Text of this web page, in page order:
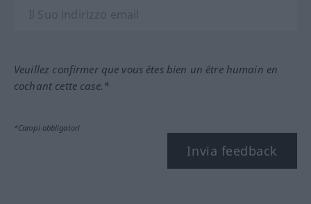
Veuillez confirmer que vous êtes bien un être humain en
cochant cette case.*
*Campi obbligatori
Invia feedback